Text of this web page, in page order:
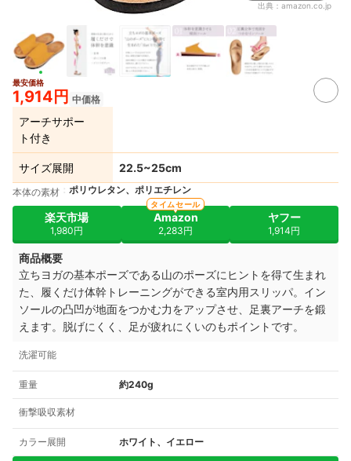
出典： amazon.co.jp
最安価格
1,914円 中価格
アーチサポー
ト付き
サイズ展開 22.5~25cm
本体の素材 ポリウレタン、ポリエチレン
楽天市場
1,980円
Amazon
2,283円
タイムセール
ヤフー
1,914円
商品概要
立ちヨガの基本ポーズである山のポーズにヒントを得て生まれ
た、履くだけ体幹トレーニングができる室内用スリッパ。イン
ソールの凸凹が地面をつかむ力をアップさせ、足裏アーチを鍛
えます。脱げにくく、足が疲れにくいのもポイントです。
洗濯可能
重量 約240g
衝撃吸収素材
カラー展開 ホワイト、イエロー